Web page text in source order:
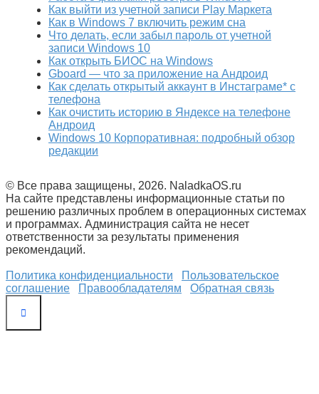
Как выйти из учетной записи Play Маркета
Как в Windows 7 включить режим сна
Что делать, если забыл пароль от учетной
записи Windows 10
Как открыть БИОС на Windows
Gboard — что за приложение на Андроид
Как сделать открытый аккаунт в Инстаграме* с
телефона
Как очистить историю в Яндексе на телефоне
Андроид
Windows 10 Корпоративная: подробный обзор
редакции
© Все права защищены, 2026. NaladkaOS.ru
На сайте представлены информационные статьи по
решению различных проблем в операционных системах
и программах. Администрация сайта не несет
ответственности за результаты применения
рекомендаций.
Политика конфиденциальности
Пользовательское
соглашение
Правообладателям Обратная связь